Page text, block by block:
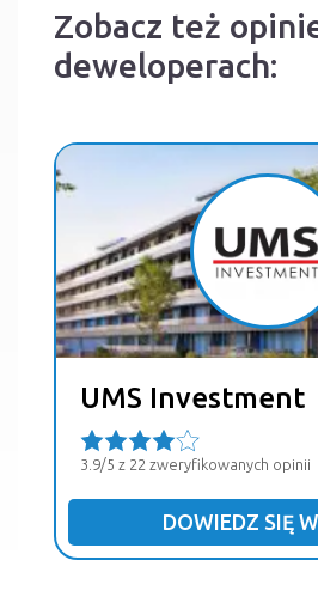
Zobacz też
deweloperach:
UMS Investment
3.9/5 z 22 zweryfikowanych opinii
DOWIEDZ SIĘ